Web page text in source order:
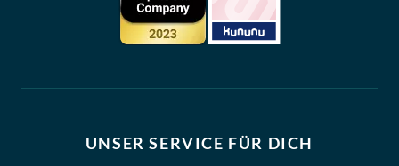
UNSER SERVICE FÜR DICH